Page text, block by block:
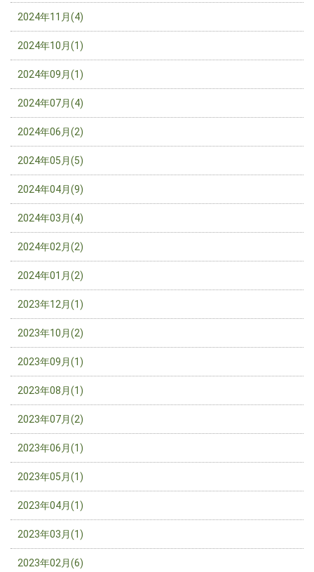
2024年11月(4)
2024年10月(1)
2024年09月(1)
2024年07月(4)
2024年06月(2)
2024年05月(5)
2024年04月(9)
2024年03月(4)
2024年02月(2)
2024年01月(2)
2023年12月(1)
2023年10月(2)
2023年09月(1)
2023年08月(1)
2023年07月(2)
2023年06月(1)
2023年05月(1)
2023年04月(1)
2023年03月(1)
2023年02月(6)